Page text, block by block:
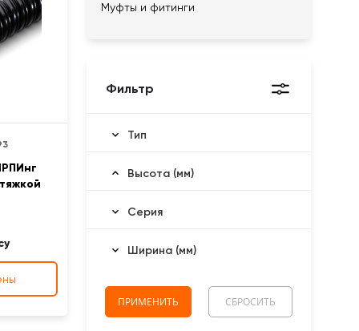
Муфты и фитинги
Фильтр
Тип
Высота (мм)
Серия
Ширина (мм)